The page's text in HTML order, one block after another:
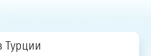
Турции